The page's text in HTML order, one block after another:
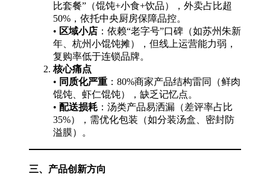
比套餐”（馄饨+小食+饮品），外卖占比超
50%，依托中央厨房保障品控。
• 区域小店 ：依赖“老字号”口碑（如苏州朱新
年、杭州小馄饨摊），但线上运营能力弱，
复购率低于连锁品牌。
核心痛点
• 同质化严重 ：80%商家产品结构雷同（鲜肉
馄饨、虾仁馄饨），缺乏记忆点。
• 配送损耗 ：汤类产品易洒漏（差评率占比
35%），需优化包装（如分装汤盒、密封防
溢膜）。
三、产品创新方向